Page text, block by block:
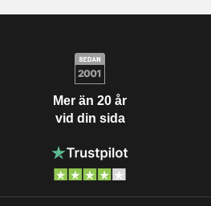
Mer än 20 år
vid din sida